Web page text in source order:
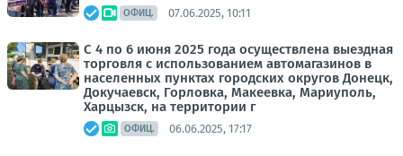
ОФИЦ. 07.06.2025, 10:11
С 4 по 6 июня 2025 года осуществлена выездная
торговля с использованием автомагазинов в
населенных пунктах городских округов Донецк,
Докучаевск, Горловка, Макеевка, Мариуполь,
Харцызск, на территории г
ОФИЦ. 06.06.2025, 17:17